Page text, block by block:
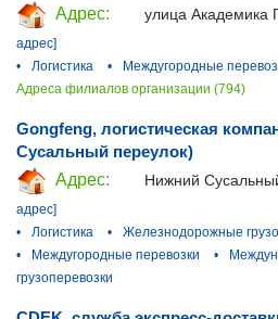
Адрес:
улица Академика
адрес]
•
Логистика •
Междугородные
Адреса филиалов организации (794)
Gongfeng, логистическая
Сусальный переулок)
Адрес:
Нижний
адрес]
•
Логистика •
Железнодорожные
•
Междугородные перевозки •
грузоперевозки